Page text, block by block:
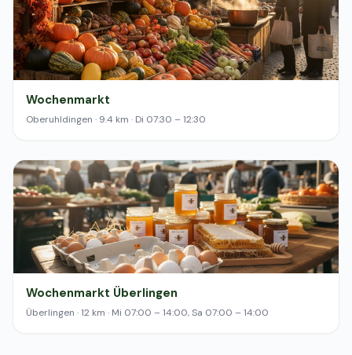
Wochenmarkt
Oberuhldingen · 9.4 km · Di 07:30 – 12:30
Wochenmarkt Überlingen
Überlingen · 12 km · Mi 07:00 – 14:00, Sa 07:00 – 14:00